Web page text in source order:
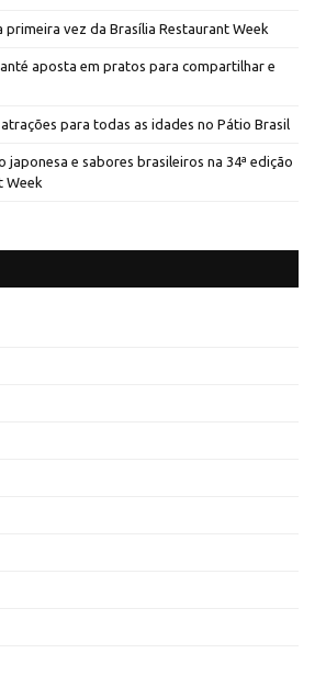
vez da Brasília Restaurant Week
aposta em pratos para compartilhar e
para todas as idades no Pátio Brasil
japonesa e sabores brasileiros na 34ª edição
Week